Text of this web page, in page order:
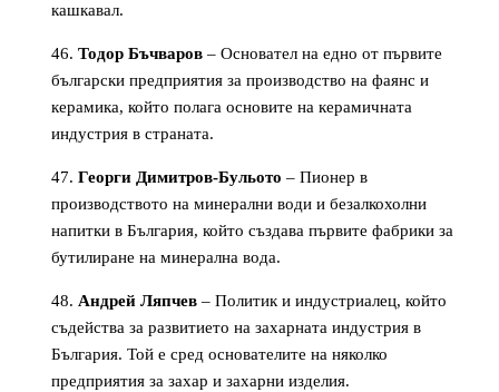
кашкавал.
Тодор Бъчваров – Основател на едно от първите
български предприятия за производство на фаянс и
керамика, който полага основите на керамичната
индустрия в страната.
Георги Димитров-Бульото – Пионер в
производството на минерални води и безалкохолни
напитки в България, който създава първите фабрики за
бутилиране на минерална вода.
Андрей Ляпчев – Политик и индустриалец, който
съдейства за развитието на захарната индустрия в
България. Той е сред основателите на няколко
предприятия за захар и захарни изделия.